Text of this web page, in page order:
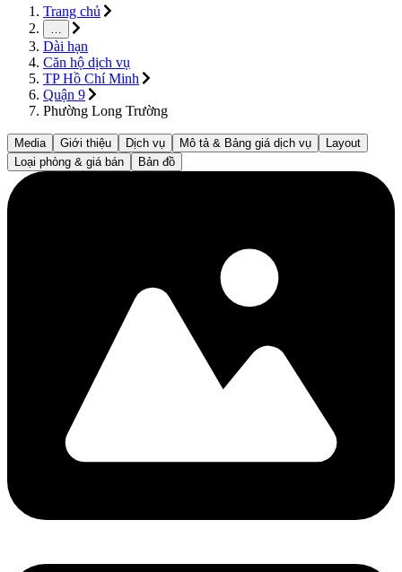
Trang chủ
…
Dài hạn
Căn hộ dịch vụ
TP Hồ Chí Minh
Quận 9
Phường Long Trường
Media Giới thiệu Dịch vụ Mô tả & Bảng giá dịch vụ
Layout
Loại phòng & giá bán
Bản đồ